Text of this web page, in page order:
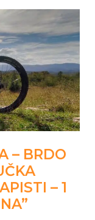
– BRDO
– 1